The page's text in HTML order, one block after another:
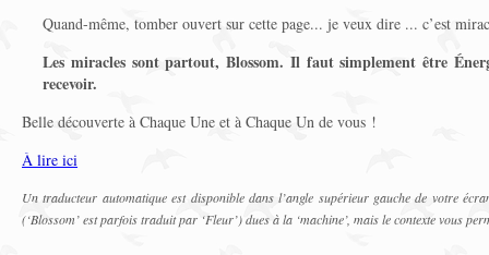
Quand-même, tomber ouvert sur cette page... je veux dire ... c’est
Les miracles sont partout, Blossom. Il faut simplement être
recevoir.
Belle découverte à Chaque Une et à Chaque Un de vous !
À lire ici
Un traducteur automatique est disponible dans l’angle supérieur gauche de votre
(‘Blossom’ est parfois traduit par ‘Fleur’) dues à la ‘machine’, mais le contexte vous